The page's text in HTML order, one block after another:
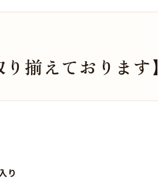
り揃えております】
り